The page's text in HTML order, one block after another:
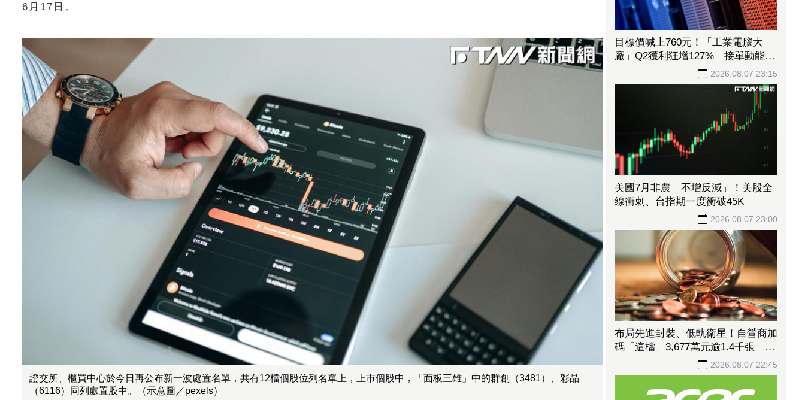
6月17日。
證交所、櫃買中心於今日再公布新一波處置名單，共有12檔個股位列名單上，上市個股中，「面板三雄」中的群創（3481）、彩晶
（6116）同列處置股中。（示意圖／pexels）
目標價喊上760元！「工業電腦大
廠」Q2獲利狂增127% 接單動能強
2026.08.07 23:15
美國7月非農「不增反減」！美股全
線衝刺、台指期一度衝破45K
2026.08.07 23:00
布局先進封裝、低軌衛星！自營商加
碼「這檔」3,677萬元逾1.4千張 加
2026.08.07 22:45